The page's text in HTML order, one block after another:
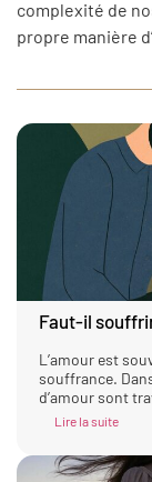
complexité de
propre manière
Faut-il
L’amour est
souffrance.
d’amour sont
Lire la suite